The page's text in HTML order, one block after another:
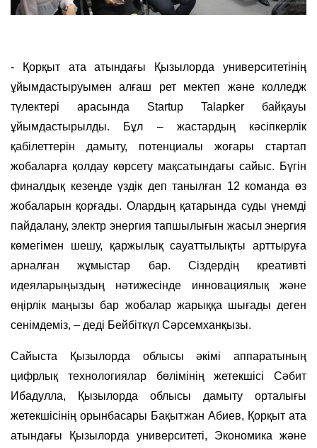
- Қорқыт ата атындағы Қызылорда университетінің
ұйымдастыруымен алғаш рет мектеп және колледж
түлектері арасында Startup Talapker байқауы
ұйымдастырылды. Бұл – жастардың кәсіпкерлік
қабілеттерін дамыту, потенциалы жоғары стартап
жобаларға қолдау көрсету мақсатындағы сайыс. Бүгін
финалдық кезеңде үздік деп танылған 12 команда өз
жобаларын қорғады. Олардың қатарында суды үнемді
пайдалану, электр энергия тапшылығын жасыл энергия
көмегімен шешу, қаржылық сауаттылықты арттыруға
арналған жұмыстар бар. Сіздердің креативті
идеяларыңыздың нәтижесінде инновациялық және
өңірлік маңызы бар жобалар жарыққа шығады деген
сенімдеміз, – деді Бейбіткүл Сәрсемханқызы.
Сайыста Қызылорда облысы әкімі аппаратының
цифрлық технологиялар бөлімінің жетекшісі Сәбит
Ибадулла, Қызылорда облысы дамыту орталығы
жетекшісінің орынбасары Бақытжан Абиев, Қорқыт ата
атындағы Қызылорда университеті, Экономика және